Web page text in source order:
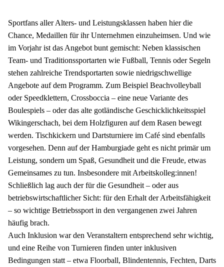
Sportfans aller Alters- und Leistungsklassen haben hier die
Chance, Medaillen für ihr Unternehmen einzuheimsen. Und wie
im Vorjahr ist das Angebot bunt gemischt: Neben klassischen
Team- und Traditionssportarten wie Fußball, Tennis oder Segeln
stehen zahlreiche Trendsportarten sowie niedrigschwellige
Angebote auf dem Programm. Zum Beispiel Beachvolleyball
oder Speedklettern, Crossboccia – eine neue Variante des
Boulespiels – oder das alte gotländische Geschicklichkeitsspiel
Wikingerschach, bei dem Holzfiguren auf dem Rasen bewegt
werden. Tischkickern und Dartsturniere im Café sind ebenfalls
vorgesehen. Denn auf der Hamburgiade geht es nicht primär um
Leistung, sondern um Spaß, Gesundheit und die Freude, etwas
Gemeinsames zu tun. Insbesondere mit Arbeitskolleg:innen!
Schließlich lag auch der für die Gesundheit – oder aus
betriebswirtschaftlicher Sicht: für den Erhalt der Arbeitsfähigkeit
– so wichtige Betriebssport in den vergangenen zwei Jahren
häufig brach.
Auch Inklusion war den Veranstaltern entsprechend sehr wichtig,
und eine Reihe von Turnieren finden unter inklusiven
Bedingungen statt – etwa Floorball, Blindentennis, Fechten, Darts